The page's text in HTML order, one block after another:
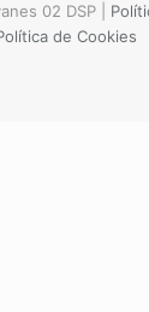
02 DSP |
de Cookies